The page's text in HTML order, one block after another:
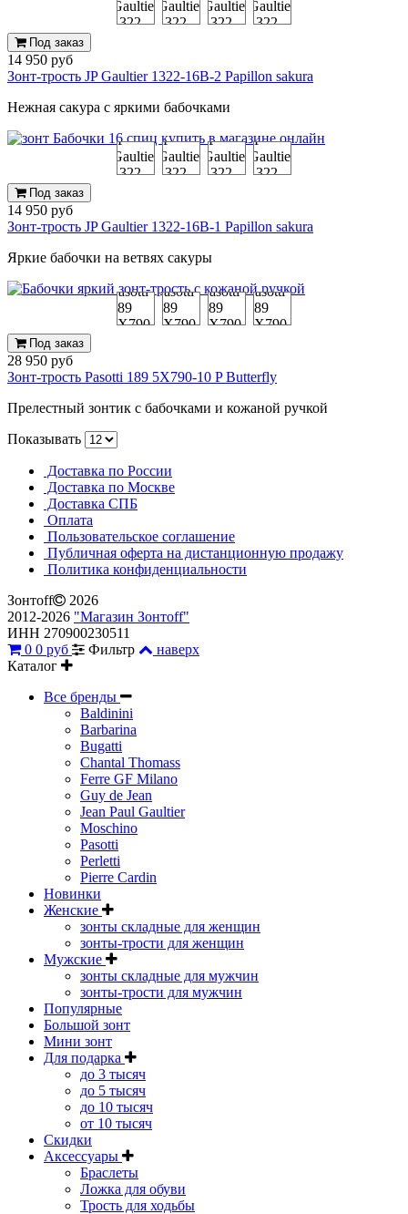
Под заказ
14 950 руб
Зонт-трость JP Gaultier 1322-16B-2 Papillon sakura
Нежная сакура с яркими бабочками
Под заказ
14 950 руб
Зонт-трость JP Gaultier 1322-16B-1 Papillon sakura
Яркие бабочки на ветвях сакуры
Под заказ
28 950 руб
Зонт-трость Pasotti 189 5X790-10 P Butterfly
Прелестный зонтик с бабочками и кожаной ручкой
Показывать
Доставка по России
Доставка по Москве
Доставка СПБ
Оплата
Пользовательское соглашение
Публичная оферта на дистанционную продажу
Политика конфиденциальности
Зонтoff
2026
2012-2026 "Магазин Зонтoff"
ИНН 270900230511
0 0 руб Фильтр
наверх
Каталог
Все бренды
Baldinini
Barbarina
Bugatti
Chantal Thomass
Ferre GF Milano
Guy de Jean
Jean Paul Gaultier
Moschino
Pasotti
Perletti
Pierre Cardin
Новинки
Женские
зонты складные для женщин
зонты-трости для женщин
Мужские
зонты складные для мужчин
зонты-трости для мужчин
Популярные
Большой зонт
Мини зонт
Для подарка
до 3 тысяч
до 5 тысяч
до 10 тысяч
от 10 тысяч
Скидки
Аксессуары
Браслеты
Ложка для обуви
Трость для ходьбы